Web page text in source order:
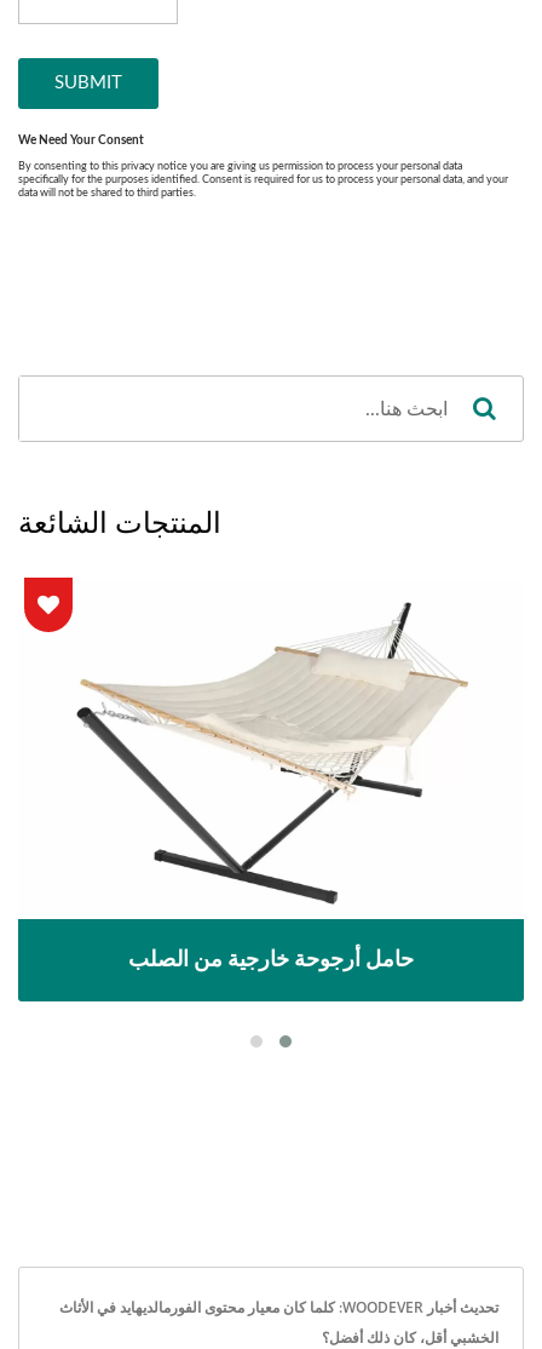
المنتجات الشائعة
حامل أرجوحة خارجية من الصلب
تحديث أخبار WOODEVER: كلما كان معيار محتوى الفورمالديهايد في الأثاث
الخشبي أقل، كان ذلك أفضل؟